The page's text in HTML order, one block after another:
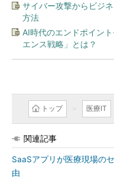
サイバー攻撃からビジ
方法
AI時代のエンドポイン
エンス戦略」とは？
トップ 医療IT
関連記事
SaaSアプリが医療現場の
由